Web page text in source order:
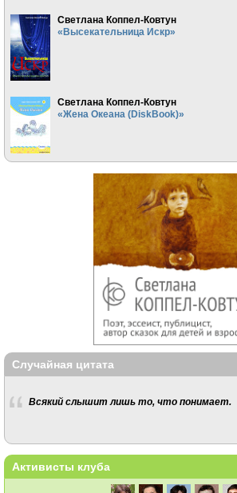
Светлана Коппел-Ковтун
«Высекательница Искр»
Светлана Коппел-Ковтун
«Жена Океана (DiskBook)»
Случайная цитата
Всякий слышит лишь то, что понимает.
Активисты клуба